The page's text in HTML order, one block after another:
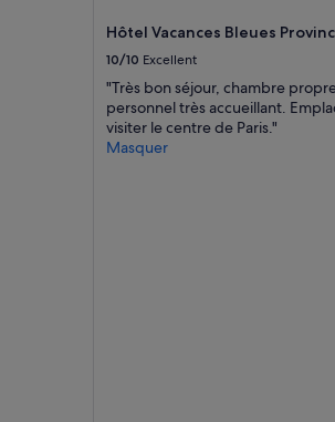
Hôtel Vacances Bleues
10/10 Excellent
"Très bon séjour, chambre
personnel très accueillant.
visiter le centre de Paris."
Masquer